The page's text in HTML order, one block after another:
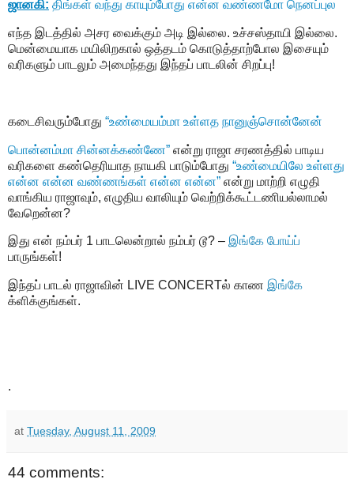
ஜானகி: திங்கள் வந்து காயும்போது என்ன வண்ணமோ நெனப்புல
எந்த இடத்தில் அசர வைக்கும் அடி இல்லை. உச்சஸ்தாயி இல்லை.
மென்மையாக மயிலிறகால் ஒத்தடம் கொடுத்தாற்போல இசையும்
வரிகளும் பாடலும் அமைந்தது இந்தப் பாடலின் சிறப்பு!
கடைசிவரும்போது “உண்மையம்மா உள்ளத நானுஞ்சொன்னேன்
பொன்னம்மா சின்னக்கண்ணே” என்று ராஜா சரணத்தில் பாடிய
வரிகளை கண்தெரியாத நாயகி பாடும்போது “உண்மையிலே உள்ளது
என்ன என்ன வண்ணங்கள் என்ன என்ன” என்று மாற்றி எழுதி
வாங்கிய ராஜாவும், எழுதிய வாலியும் வெற்றிக்கூட்டணியல்லாமல்
வேறென்ன?
இது என் நம்பர் 1 பாடலென்றால் நம்பர் டூ? – இங்கே போய்ப்
பாருங்கள்!
இந்தப் பாடல் ராஜாவின் LIVE CONCERTல் காண இங்கே
க்ளிக்குங்கள்.
.
at Tuesday, August 11, 2009
44 comments: